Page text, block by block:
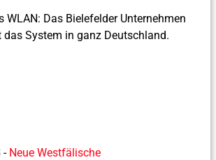
WLAN: Das Bielefelder Unternehmen
das System in ganz Deutschland.
- Neue Westfälische